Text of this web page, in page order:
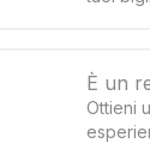
È un
Ottieni